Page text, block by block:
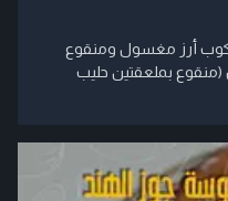
1 لتر حليب كامل الدسم 1/3 كوب أرز مغسول ومنقوع
(منقوع بملعقتين حليب